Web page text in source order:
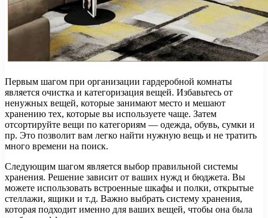
Первым шагом при организации гардеробной комнаты
является очистка и категоризация вещей. Избавьтесь от
ненужных вещей, которые занимают место и мешают
хранению тех, которые вы используете чаще. Затем
отсортируйте вещи по категориям — одежда, обувь, сумки и
пр. Это позволит вам легко найти нужную вещь и не тратить
много времени на поиск.
Следующим шагом является выбор правильной системы
хранения. Решение зависит от ваших нужд и бюджета. Вы
можете использовать встроенные шкафы и полки, открытые
стеллажи, ящики и т.д. Важно выбрать систему хранения,
которая подходит именно для ваших вещей, чтобы она была